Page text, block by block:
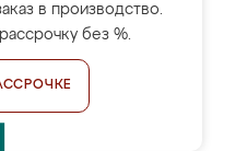
в производство.
без %.